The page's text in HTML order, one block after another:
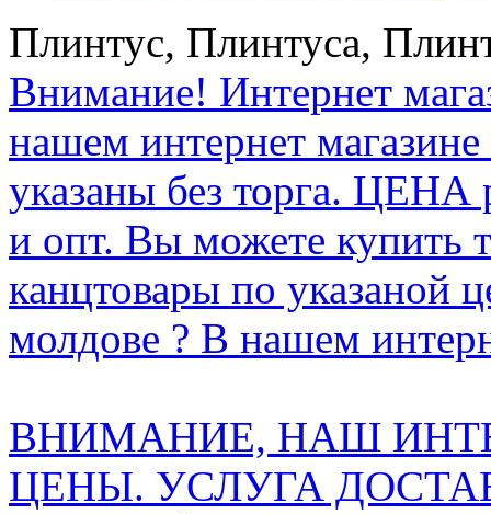
Плинтус, Плинтуса,
Внимание! Интернет
нашем интернет
указаны без торга.
и опт. Вы можете купить
канцтовары по указаной
молдове ? В нашем
ВНИМАНИЕ, НАШ
ЦЕНЫ. УСЛУГА